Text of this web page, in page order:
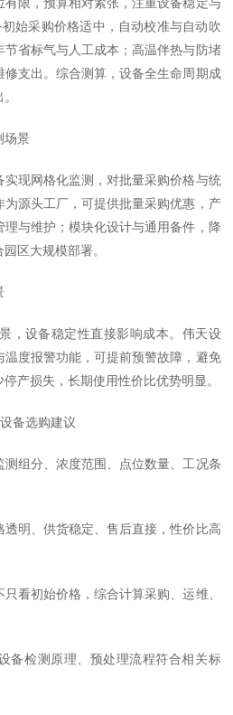
始采购价格适中，自动校准与自动吹
省标气与人工成本；高温伴热与防堵
支出。综合测算，设备全生命周期成
景
现网格化监测，对批量采购价格与统
源头工厂，可提供批量采购优惠，产
与维护；模块化设计与通用备件，降
区大规模部署。
设备稳定性直接影响成本。伟天设
度报警功能，可提前预警故障，避免
产损失，长期使用性价比优势明显。
备选购建议
组分、浓度范围、点位数量、工况条
明、供货稳定、售后直接，性价比高
初始价格，综合计算采购、运维、
检测原理、预处理流程符合相关标